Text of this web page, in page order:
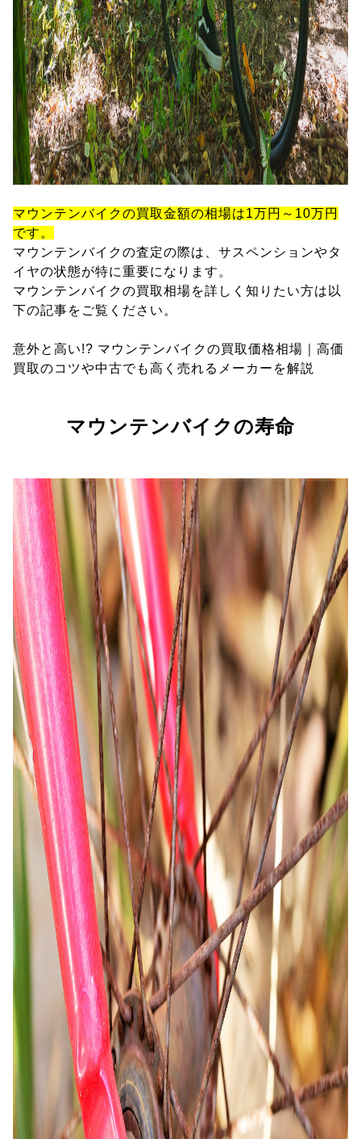
マウンテンバイクの買取金額の相場は1万円～10万円
です。
マウンテンバイクの査定の際は、サスペンションやタ
イヤの状態が特に重要になります。
マウンテンバイクの買取相場を詳しく知りたい方は以
下の記事をご覧ください。
意外と高い!? マウンテンバイクの買取価格相場｜高価
買取のコツや中古でも高く売れるメーカーを解説
マウンテンバイクの寿命